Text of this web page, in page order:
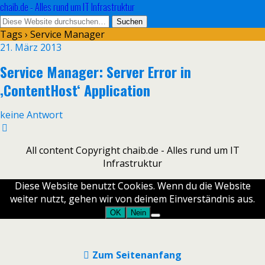
chaib.de - Alles rund um IT Infrastruktur
Tags › Service Manager
21. März 2013
Service Manager: Server Error in
‚ContentHost‘ Application
keine Antwort
All content Copyright chaib.de - Alles rund um IT
Infrastruktur
Diese Website benutzt Cookies. Wenn du die Website
weiter nutzt, gehen wir von deinem Einverständnis aus.
OK Nein
Zum Seitenanfang